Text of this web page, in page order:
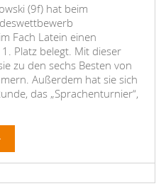
(9f) hat beim
Fach Latein einen
Platz belegt. Mit dieser
zu den sechs Besten von
Außerdem hat sie sich
das „Sprachenturnier“,